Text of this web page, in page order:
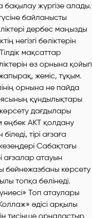
бақылау жүргізе алады.
байланысты
дербес маңызды
негізгі бөліктерін
мақсаттар
өз орнына қойып
жеміс, тұқым.
орнына не пайда
құндылықтары
дағдылары
еңбек АКТ қолдану
тірі ағзаға
Сабақтағы
ағзалар атауын
бейнежазбаны көрсету
топқа бөлінеді.
Топ атаулары
әдісі арқылы
тисінше орналастыр.